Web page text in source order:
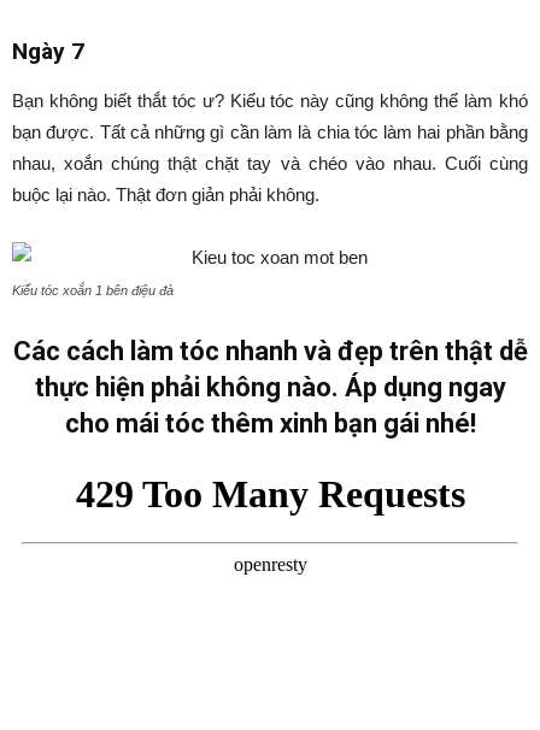
Ngày 7
Bạn không biết thắt tóc ư? Kiểu tóc này cũng không thể làm khó
bạn được. Tất cả những gì cần làm là chia tóc làm hai phần bằng
nhau, xoắn chúng thật chặt tay và chéo vào nhau. Cuối cùng
buộc lại nào. Thật đơn giản phải không.
Kiểu tóc xoắn 1 bên điệu đà
Các cách làm tóc nhanh và đẹp trên thật dễ
thực hiện phải không nào. Áp dụng ngay
cho mái tóc thêm xinh bạn gái nhé!